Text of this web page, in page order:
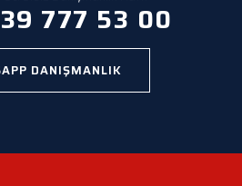
777 53 00
DANIŞMANLIK